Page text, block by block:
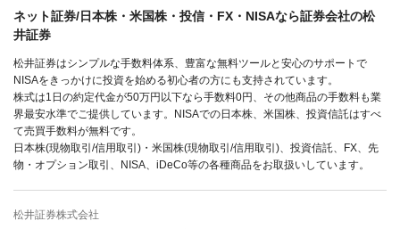
ネット証券/日本株・米国株・投信・FX・NISAなら証券会社の松
井証券
松井証券はシンプルな手数料体系、豊富な無料ツールと安心のサポートで
NISAをきっかけに投資を始める初心者の方にも支持されています。
株式は1日の約定代金が50万円以下なら手数料0円、その他商品の手数料も業
界最安水準でご提供しています。NISAでの日本株、米国株、投資信託はすべ
て売買手数料が無料です。
日本株(現物取引/信用取引)・米国株(現物取引/信用取引)、投資信託、FX、先
物・オプション取引、NISA、iDeCo等の各種商品をお取扱いしています。
松井証券株式会社